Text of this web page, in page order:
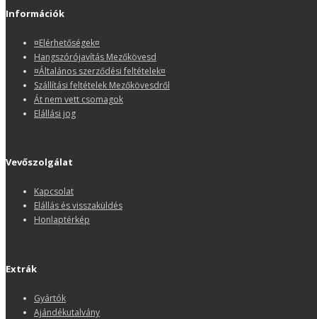
Információk
¤Elérhetőségek¤
Hangszórójavítás Mezőkövesd
¤Általános szerződési feltételek¤
Szállítási feltételek Mezőkövesdről
Át nem vett csomagok
Elállási jog
Vevőszolgálat
Kapcsolat
Elállás és visszaküldés
Honlaptérkép
Extrák
Gyártók
Ajándékutalvány